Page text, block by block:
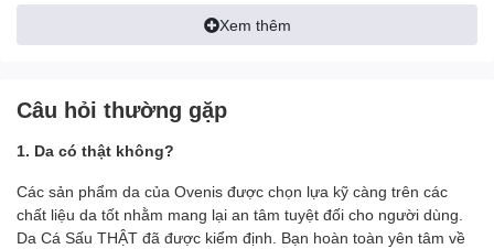
Da cá sấu là một trong những sản phẩm đắt đỏ bậc nhất hiện
nay. Dẫn đầu trong số 5 nguyên liệu được sử dụng làm sản phẩm
Việc sở hữu cho mình một thắt lưng làm từ da cá thật sẽ
bạn trở nên thật sang trọng và đẳng cấp
phong thái vượt bậc.
======================================
Xem thêm
Câu hỏi thường gặp
1. Da có thật không?
Các sản phẩm da của Ovenis được chọn lựa kỹ càng trên các
chất liệu da tốt nhằm mang lại an tâm tuyệt đối cho người dùng.
Da Cá Sấu THẬT đã được kiểm định. Bạn hoàn toàn yên tâm về